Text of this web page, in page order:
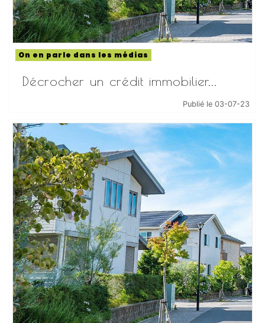
On en parle dans les médias
Décrocher un crédit immobilier...
Publié le 03-07-23